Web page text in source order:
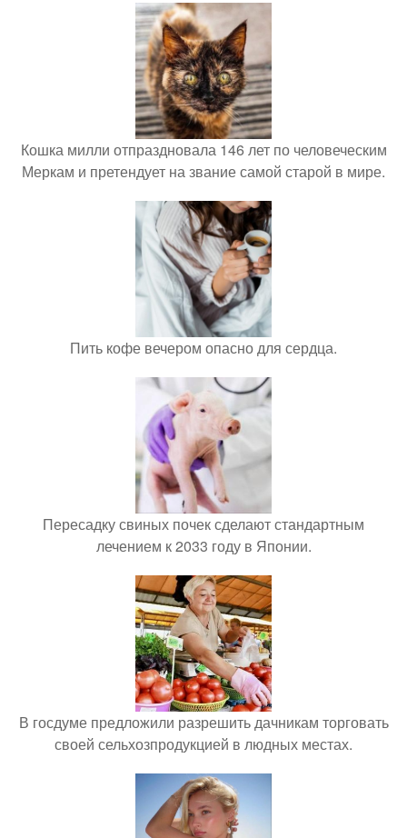
Кошка милли отпраздновала 146 лет по человеческим
Меркам и претендует на звание самой старой в мире.
Пить кофе вечером опасно для сердца.
Пересадку свиных почек сделают стандартным
лечением к 2033 году в Японии.
В госдуме предложили разрешить дачникам торговать
своей сельхозпродукцией в людных местах.